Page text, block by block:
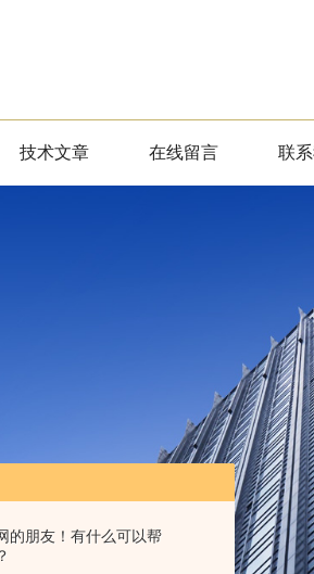
的朋友！有什么可以帮
技术文章 在线留言 联